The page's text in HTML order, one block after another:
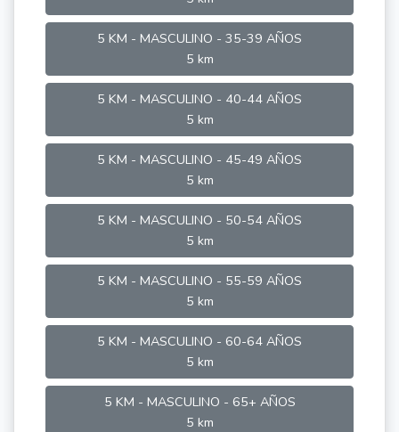
5 KM - MASCULINO - 35-39 AÑOS
5 km
5 KM - MASCULINO - 40-44 AÑOS
5 km
5 KM - MASCULINO - 45-49 AÑOS
5 km
5 KM - MASCULINO - 50-54 AÑOS
5 km
5 KM - MASCULINO - 55-59 AÑOS
5 km
5 KM - MASCULINO - 60-64 AÑOS
5 km
5 KM - MASCULINO - 65+ AÑOS
5 km